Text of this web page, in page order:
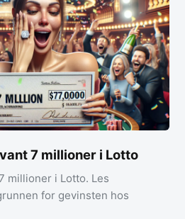
7 millioner i Lotto
millioner i Lotto. Les
for gevinsten hos